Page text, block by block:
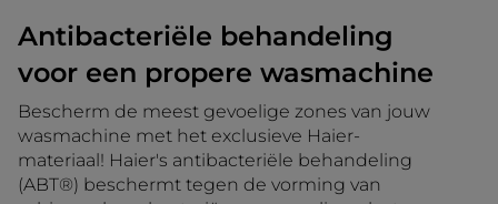
Antibacteriële behandeling
voor een propere wasmachine
Bescherm de meest gevoelige zones van jouw
wasmachine met het exclusieve Haier-
materiaal! Haier's antibacteriële behandeling
(ABT®) beschermt tegen de vorming van